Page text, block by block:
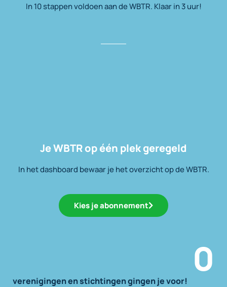
In 10 stappen voldoen aan de WBTR. Klaar in 3 uur!
Je WBTR op één plek geregeld
In het dashboard bewaar je het overzicht op de WBTR.
Kies je abonnement
verenigingen en stichtingen gingen je voor!
0